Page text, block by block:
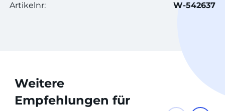
Artikelnr: W-542637
Weitere
Empfehlungen für